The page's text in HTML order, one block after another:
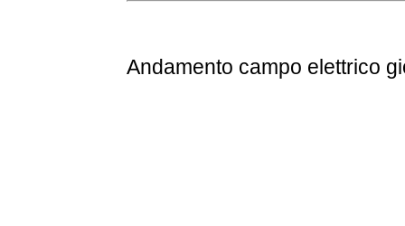
Andamento campo elettrico